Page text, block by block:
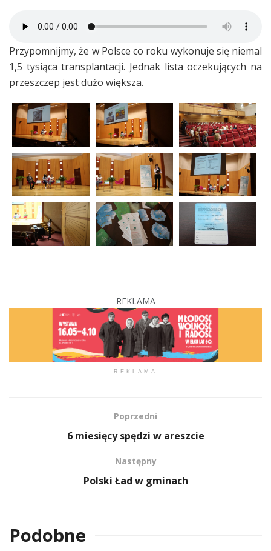
Przypomnijmy, że w Polsce co roku wykonuje się niemal
1,5 tysiąca transplantacji. Jednak lista oczekujących na
przeszczep jest dużo większa.
REKLAMA
REKLAMA
Poprzedni
6 miesięcy spędzi w areszcie
Następny
Polski Ład w gminach
Podobne